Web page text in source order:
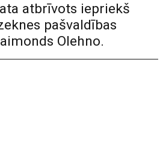
atbrīvots iepriekš
pašvaldības
Olehno.